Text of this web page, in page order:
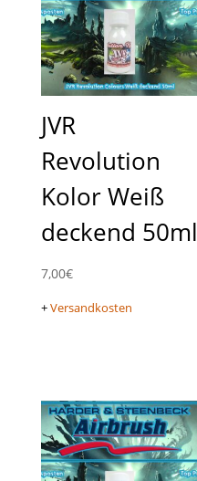
JVR
Revolution
Kolor Weiß
deckend 50ml
7,00€
+Versandkosten